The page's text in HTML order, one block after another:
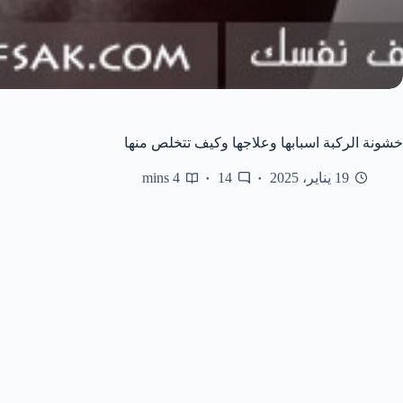
خشونة الركبة اسبابها وعلاجها وكيف تتخلص منها
19 يناير، 2025 14
4 mins